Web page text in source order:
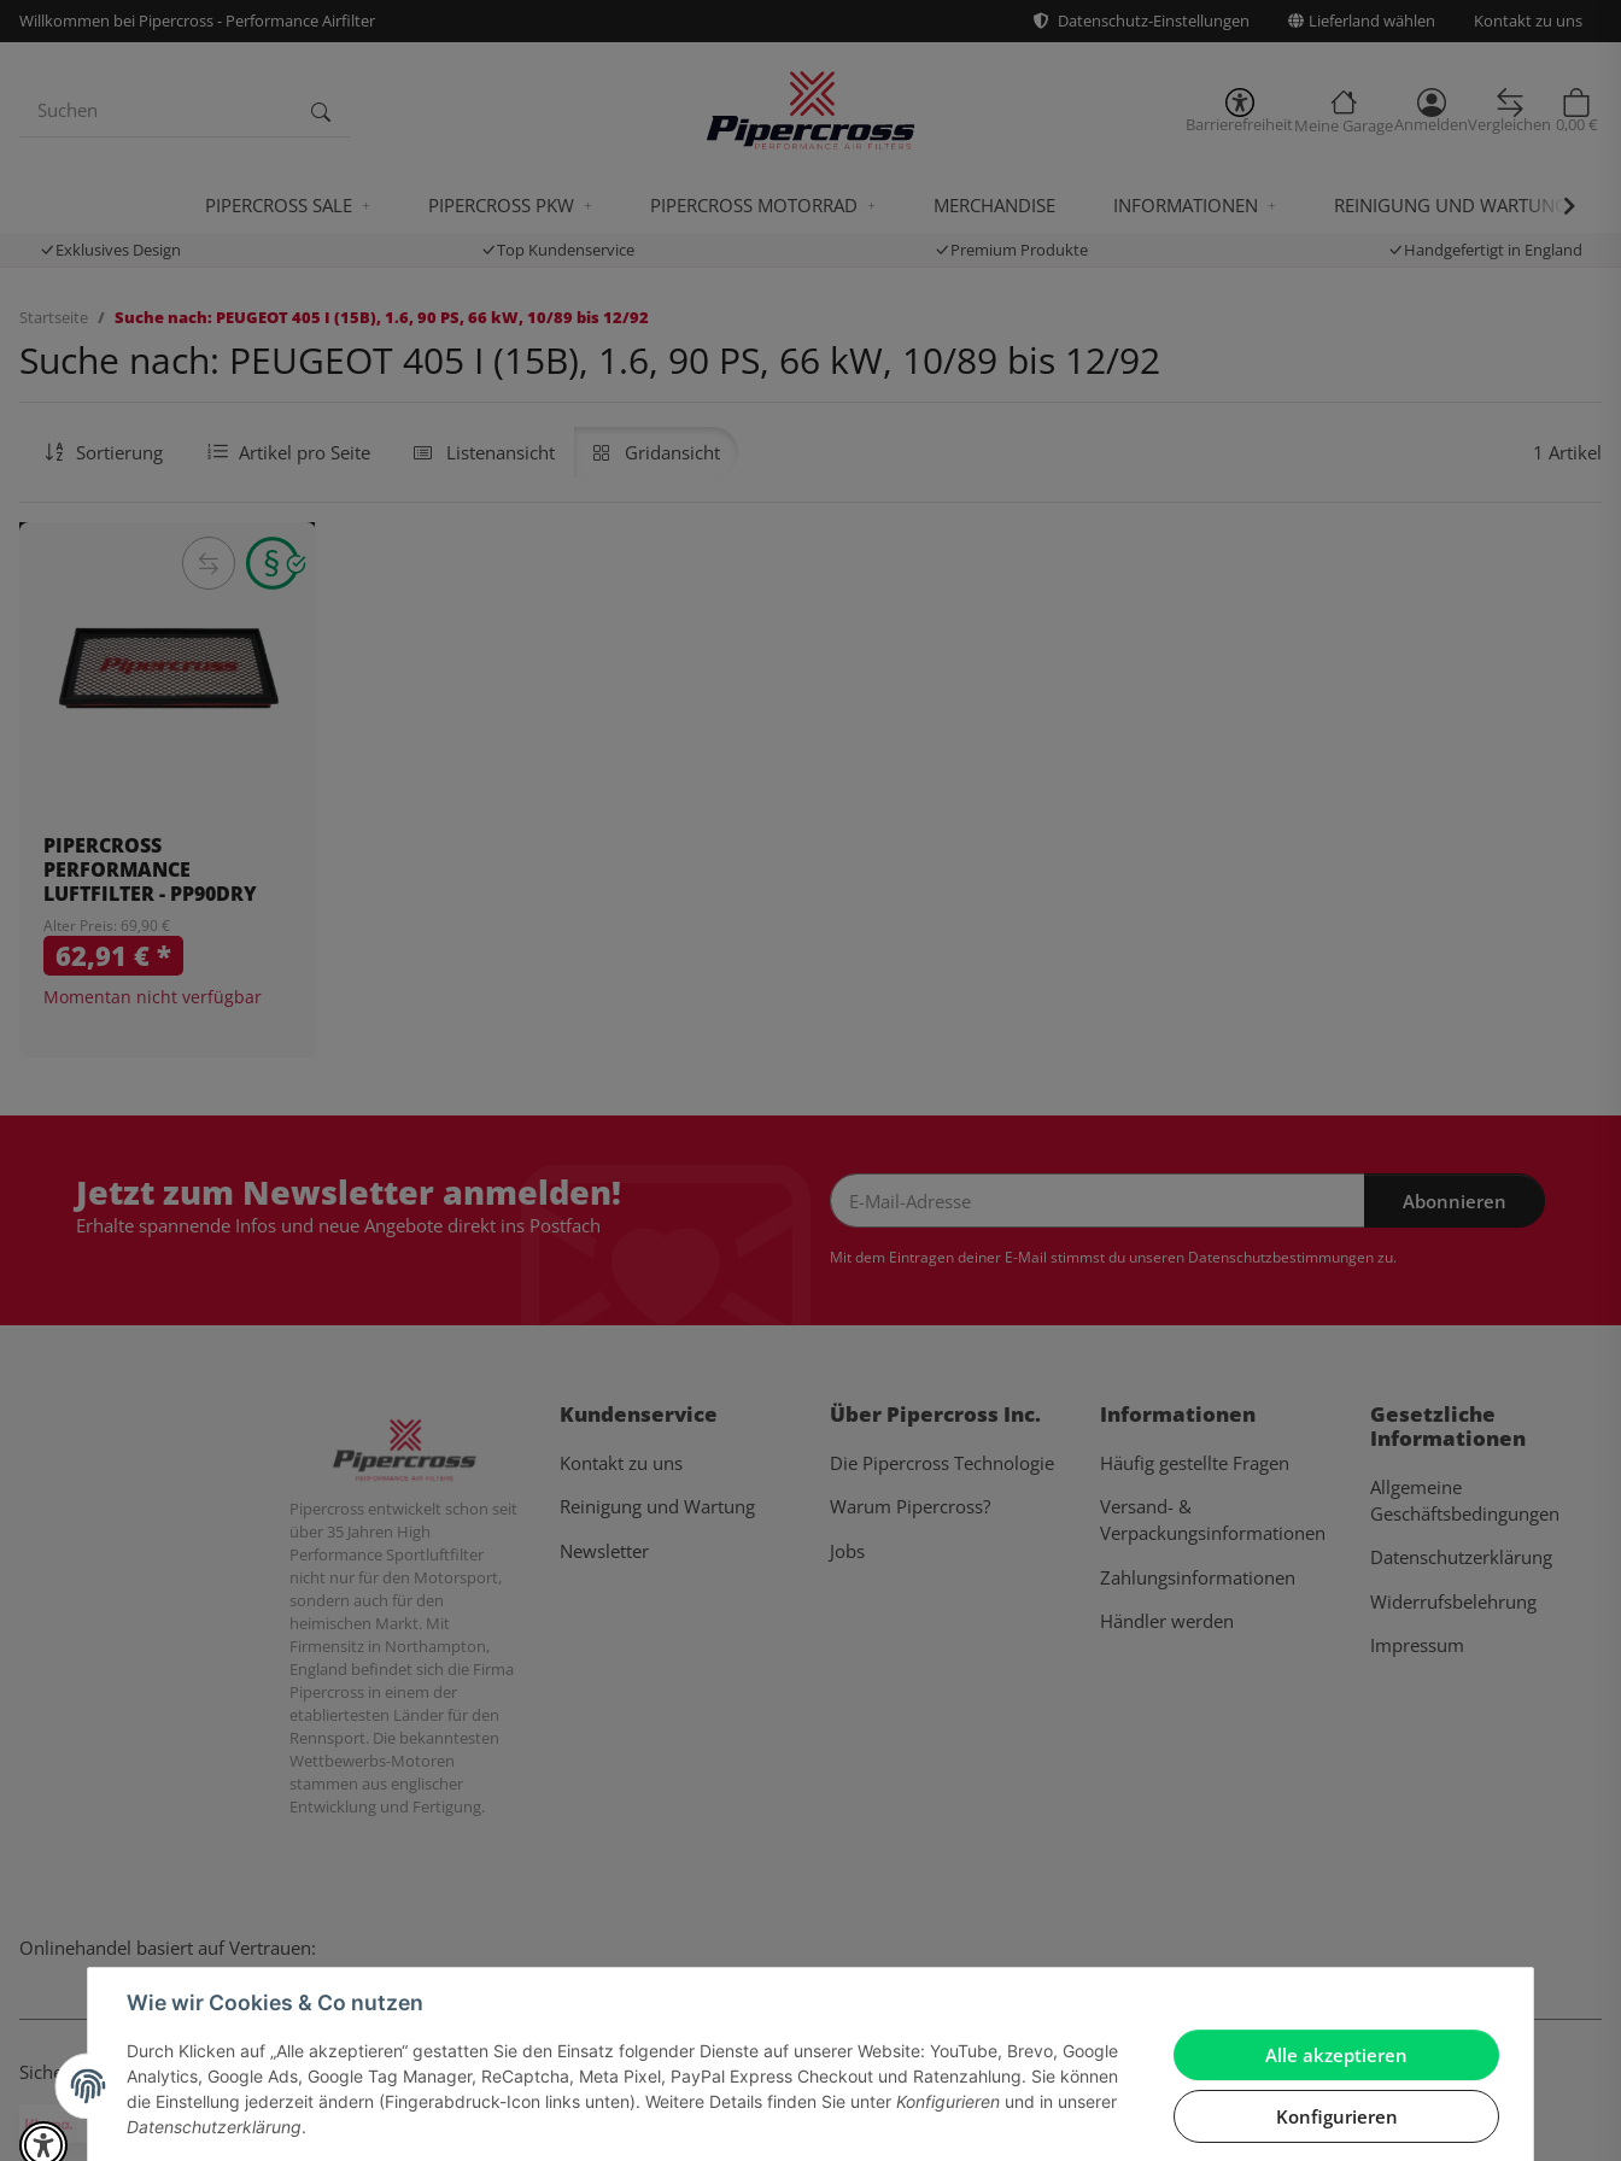
Alle akzeptieren
Konfigurieren
Wie wir Cookies & Co nutzen
Durch Klicken auf „Alle akzeptieren“ gestatten Sie den Einsatz folgender Dienste auf unserer Website: YouTube, Brevo, Google
Analytics, Google Ads, Google Tag Manager, ReCaptcha, Meta Pixel, PayPal Express Checkout und Ratenzahlung. Sie können
die Einstellung jederzeit ändern (Fingerabdruck-Icon links unten). Weitere Details finden Sie unter Konfigurieren und in unserer
Datenschutzerklärung.
Willkommen bei Pipercross - Performance Airfilter Datenschutz-Einstellungen Lieferland wählen Kontakt zu uns
BarrierefreiheitMeine GarageAnmeldenVergleichen 0,00 €
PIPERCROSS SALE PIPERCROSS PKW PIPERCROSS MOTORRAD MERCHANDISE INFORMATIONEN REINIGUNG UND WARTUNG
Exklusives Design Top Kundenservice Premium Produkte Handgefertigt in England
Startseite Suche nach: PEUGEOT 405 I (15B), 1.6, 90 PS, 66 kW, 10/89 bis 12/92
Suche nach: PEUGEOT 405 I (15B), 1.6, 90 PS, 66 kW, 10/89 bis 12/92
Sortierung Artikel pro Seite Listenansicht Gridansicht 1 Artikel
PIPERCROSS
PERFORMANCE
LUFTFILTER - PP90DRY
Alter Preis: 69,90 €
62,91 €*
Momentan nicht verfügbar
Jetzt zum Newsletter anmelden!
Erhalte spannende Infos und neue Angebote direkt ins Postfach
Abonnieren
Mit dem Eintragen deiner E-Mail stimmst du unseren Datenschutzbestimmungenzu.
Pipercross entwickelt schon seit
über 35 Jahren High
Performance Sportluftfilter
nicht nur für den Motorsport,
sondern auch für den
heimischen Markt. Mit
Firmensitz in Northampton,
England befindet sich die Firma
Pipercross in einem der
etabliertesten Länder für den
Rennsport. Die bekanntesten
Wettbewerbs-Motoren
stammen aus englischer
Entwicklung und Fertigung.
Kundenservice
Kontakt zu uns
Reinigung und Wartung
Newsletter
Über Pipercross Inc.
Die Pipercross Technologie
Warum Pipercross?
Jobs
Informationen
Häufig gestellte Fragen
Versand- &
Verpackungsinformationen
Zahlungsinformationen
Händler werden
Gesetzliche
Informationen
Allgemeine
Geschäftsbedingungen
Datenschutzerklärung
Widerrufsbelehrung
Impressum
Onlinehandel basiert auf Vertrauen:
Sicher bezahlen via: